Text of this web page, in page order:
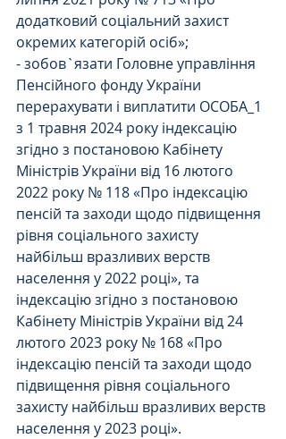
додатковий соціальний захист
окремих категорій осіб»;
- зобов`язати Головне управління
Пенсійного фонду України
перерахувати і виплатити ОСОБА_1
з 1 травня 2024 року індексацію
згідно з постановою Кабінету
Міністрів України від 16 лютого
2022 року № 118 «Про індексацію
пенсій та заходи щодо підвищення
рівня соціального захисту
найбільш вразливих верств
населення у 2022 році», та
індексацію згідно з постановою
Кабінету Міністрів України від 24
лютого 2023 року № 168 «Про
індексацію пенсій та заходи щодо
підвищення рівня соціального
захисту найбільш вразливих верств
населення у 2023 році».